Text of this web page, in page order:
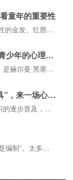
童年的重要性
玛丽莲·梦露，以她标志性的金发、红唇，以及极具诱惑性的性感身姿，成为了一个时代的
德米安式成长：一个青少年的心理解构与重塑
《德米安：彷徨少年时》是赫尔曼·黑塞在第一次世界大战期间创作的一部小说。这一时期
撕掉你的假自体 “面具”，来一场心灵 “卸妆” 大戏
近些年，随着心理学常识的逐步普及，许多专业术语都变成了流行语，像社交场合中被人随
人们常说：“宇宙的尽头是编制”。太多父母对孩子的期望，终极落脚点就是“考编”。一